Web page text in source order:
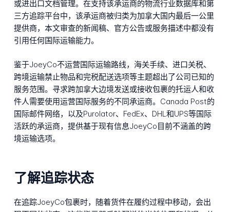
或进出口文档管理。在支持该承运商的物流行业数据库和第
三方追踪平台中，该承运商被归类为加拿大国内最后一公里
提供商，本文审查的新闻稿、官方公告或服务描述中都没有
引用任何国际运输能力。
鉴于JoeyCo不运营国际运输路线，海关手续、进口关税、
跨境运输禁止物品和完税配送选项等主题超出了公司已知的
服务范围。寻求跨加拿大边境发送或接收包裹的托运人和收
件人需要使用运营国际服务的不同承运商。Canada Post的
国际邮件网络，以及Purolator、FedEx、DHL和UPS等国际
活跃的承运商，提供基于现有信息JoeyCo目前不涵盖的跨
境运输选项。
了解追踪状态
在追踪JoeyCo包裹时，随着货件在履约过程中移动，会出